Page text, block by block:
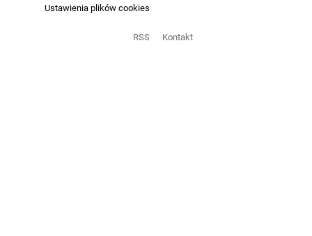
Ustawienia plików cookies
RSS Kontakt